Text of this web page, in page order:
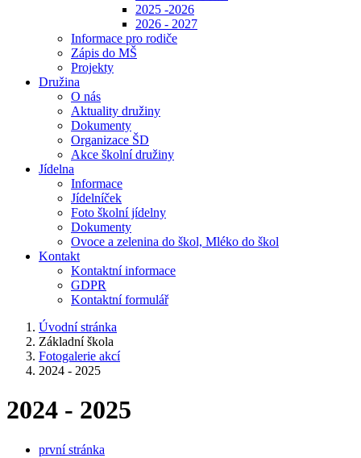
2025 -2026
2026 - 2027
Informace pro rodiče
Zápis do MŠ
Projekty
Družina
O nás
Aktuality družiny
Dokumenty
Organizace ŠD
Akce školní družiny
Jídelna
Informace
Jídelníček
Foto školní jídelny
Dokumenty
Ovoce a zelenina do škol, Mléko do škol
Kontakt
Kontaktní informace
GDPR
Kontaktní formulář
Úvodní stránka
Základní škola
Fotogalerie akcí
2024 - 2025
2024 - 2025
první stránka